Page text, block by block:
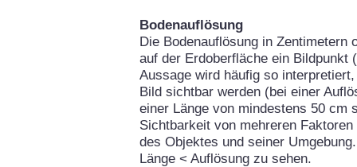
Bodenauflösung
Die Bodenauflösung in Zentimetern
auf der Erdoberfläche ein Bildpunkt
Aussage wird häufig so
Bild sichtbar werden (bei einer
einer Länge von mindestens 50 cm
Sichtbarkeit von mehreren
des Objektes und seiner
Länge < Auflösung zu sehen.